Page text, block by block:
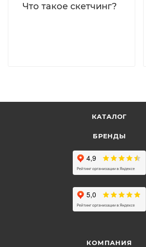
Что такое скетчинг?
КАТАЛОГ
БРЕНДЫ
КОМПАНИЯ